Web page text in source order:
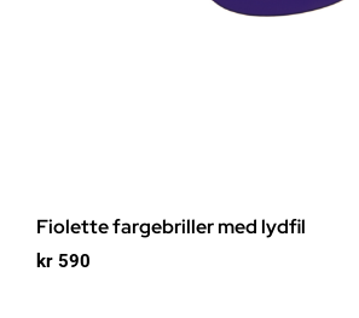
Fiolette fargebriller med lydfil
kr 590